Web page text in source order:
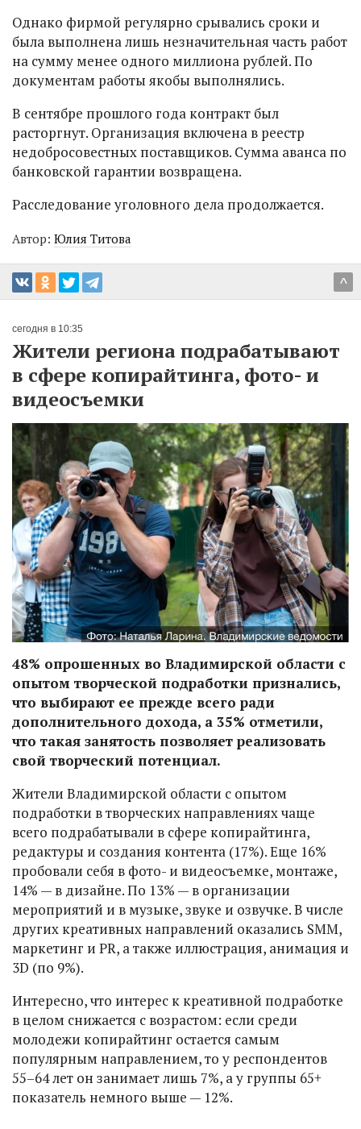
Однако фирмой регулярно срывались сроки и
была выполнена лишь незначительная часть работ
на сумму менее одного миллиона рублей. По
документам работы якобы выполнялись.
В сентябре прошлого года контракт был
расторгнут. Организация включена в реестр
недобросовестных поставщиков. Сумма аванса по
банковской гарантии возвращена.
Расследование уголовного дела продолжается.
Автор: Юлия Титова
^
сегодня в 10:35
Жители региона подрабатывают
в сфере копирайтинга, фото- и
видеосъемки
48% опрошенных во Владимирской области с
опытом творческой подработки признались,
что выбирают ее прежде всего ради
дополнительного дохода, а 35% отметили,
что такая занятость позволяет реализовать
свой творческий потенциал.
Жители Владимирской области с опытом
подработки в творческих направлениях чаще
всего подрабатывали в сфере копирайтинга,
редактуры и создания контента (17%). Еще 16%
пробовали себя в фото- и видеосъемке, монтаже,
14% — в дизайне. По 13% — в организации
мероприятий и в музыке, звуке и озвучке. В числе
других креативных направлений оказались SMM,
маркетинг и PR, а также иллюстрация, анимация и
3D (по 9%).
Интересно, что интерес к креативной подработке
в целом снижается с возрастом: если среди
молодежи копирайтинг остается самым
популярным направлением, то у респондентов
55–64 лет он занимает лишь 7%, а у группы 65+
показатель немного выше — 12%.